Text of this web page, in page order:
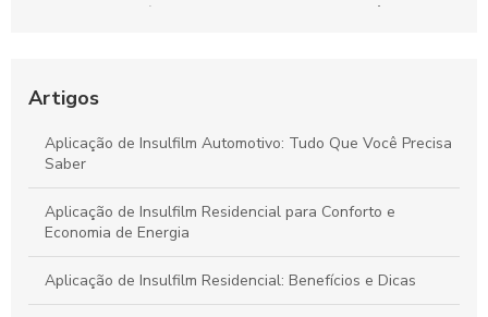
Aplicação De Películas De Segurança: O Que Você Precisa
Seguros
Artigos
Aplicação de Insulfilm Automotivo: Tudo Que Você Precisa
Saber
Aplicação de Insulfilm Residencial para Conforto e
Economia de Energia
Aplicação de Insulfilm Residencial: Benefícios e Dicas